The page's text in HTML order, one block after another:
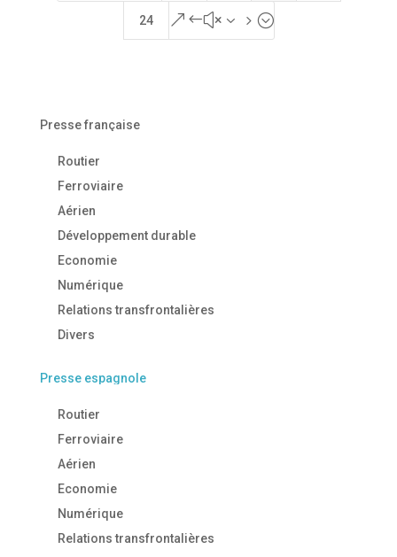
24 &#x35;
Presse française
Routier
Ferroviaire
Aérien
Développement durable
Economie
Numérique
Relations transfrontalières
Divers
Presse espagnole
Routier
Ferroviaire
Aérien
Economie
Numérique
Relations transfrontalières